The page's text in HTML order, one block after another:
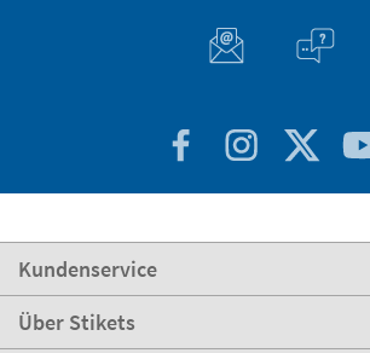
Kundenservice
Über Stikets